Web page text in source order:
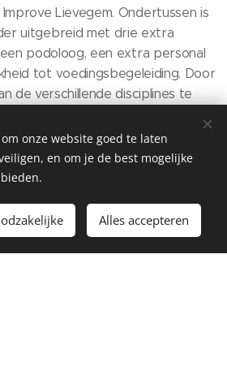
Lievegem. Ondertussen is
uitgebreid met drie extra
podoloog, een extra personal
tot voedingsbegeleiding. Door
de verschillende disciplines te
worden.
onze website goed te laten
en om je de best mogelijke
Alles accepteren